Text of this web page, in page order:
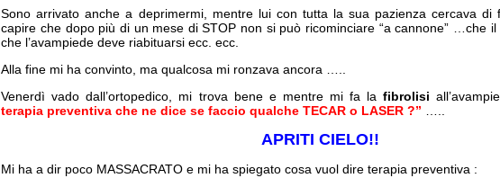
Sono arrivato anche a deprimermi, mentre lui con tutta la sua pazienza cercava di
capire che dopo più di un mese di STOP non si può ricominciare “a cannone” …che il
che l’avampiede deve riabituarsi ecc. ecc.
Alla fine mi ha convinto, ma qualcosa mi ronzava ancora …..
Venerdì vado dall’ortopedico, mi trova bene e mentre mi fa la fibrolisi
terapia preventiva che ne dice se faccio qualche TECAR o LASER ?”
APRITI CIELO!!
Mi ha a dir poco MASSACRATO e mi ha spiegato cosa vuol dire terapia preventiva :